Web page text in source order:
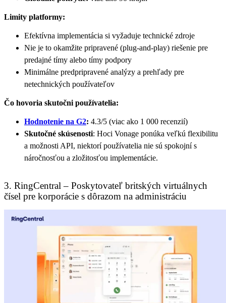
Limity platformy:
Efektívna implementácia si vyžaduje technické zdroje
Nie je to okamžite pripravené (plug-and-play) riešenie pre
predajné tímy alebo tímy podpory
Minimálne predpripravené analýzy a prehľady pre
netechnických používateľov
Čo hovoria skutočni používatelia:
Hodnotenie na G2: 4.3/5 (viac ako 1 000 recenzií)
Skutočné skúsenosti: Hoci Vonage ponúka veľkú flexibilitu
a možnosti API, niektorí používatelia nie sú spokojní s
náročnosťou a zložitosťou implementácie.
3. RingCentral – Poskytovateľ britských virtuálnych
čísel pre korporácie s dôrazom na administráciu